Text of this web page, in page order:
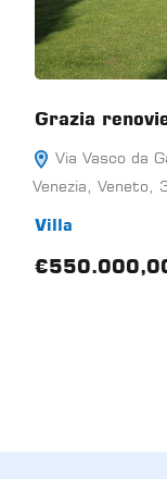
Grazia
Via Vasco da
Venezia, Veneto,
Villa